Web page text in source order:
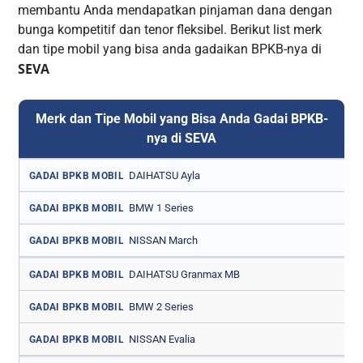
membantu Anda mendapatkan pinjaman dana dengan
bunga kompetitif dan tenor fleksibel. Berikut list merk
dan tipe mobil yang bisa anda gadaikan BPKB-nya di
SEVA
Merk dan Tipe Mobil yang Bisa Anda Gadai BPKB-
nya di SEVA
GADAI BPKB MOBIL DAIHATSU Ayla
GADAI BPKB MOBIL BMW 1 Series
GADAI BPKB MOBIL NISSAN March
GADAI BPKB MOBIL DAIHATSU Granmax MB
GADAI BPKB MOBIL BMW 2 Series
GADAI BPKB MOBIL NISSAN Evalia